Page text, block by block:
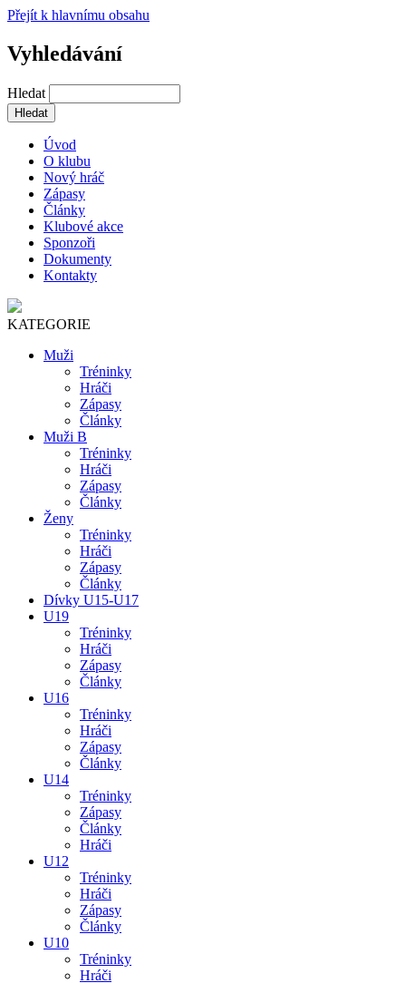
Přejít k hlavnímu obsahu
Vyhledávání
Hledat
Úvod
O klubu
Nový hráč
Zápasy
Články
Klubové akce
Sponzoři
Dokumenty
Kontakty
KATEGORIE
Muži
Tréninky
Hráči
Zápasy
Články
Muži B
Tréninky
Hráči
Zápasy
Články
Ženy
Tréninky
Hráči
Zápasy
Články
Dívky U15-U17
U19
Tréninky
Hráči
Zápasy
Články
U16
Tréninky
Hráči
Zápasy
Články
U14
Tréninky
Zápasy
Články
Hráči
U12
Tréninky
Hráči
Zápasy
Články
U10
Tréninky
Hráči